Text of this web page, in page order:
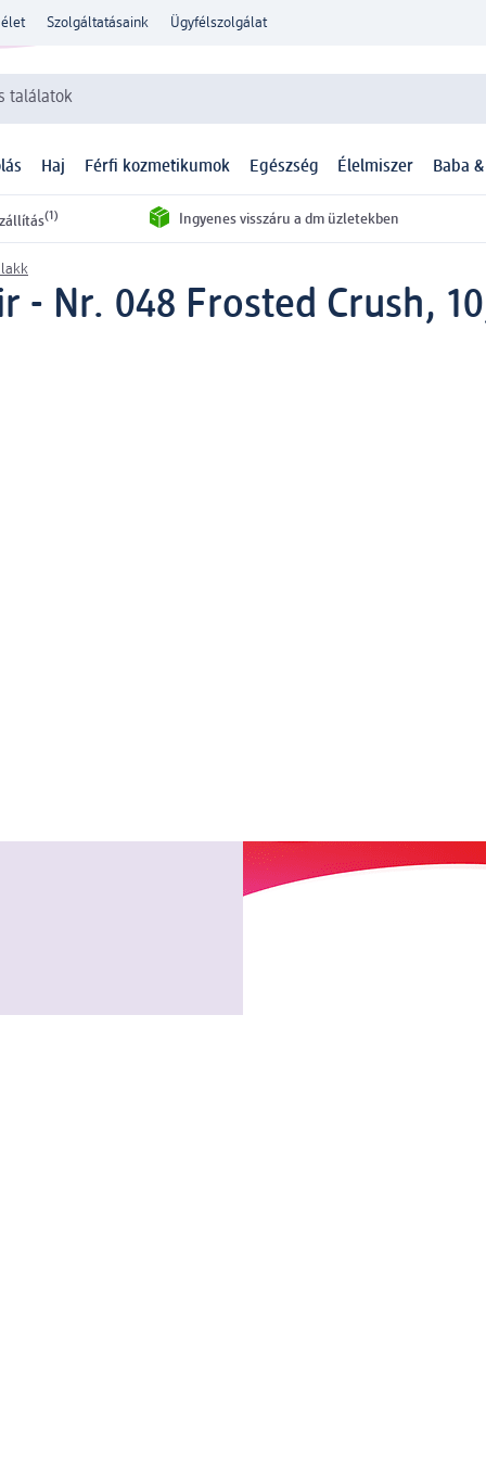
élet Szolgáltatásaink Ügyfélszolgálat
találatok
Haj Férfi kozmetikumok Egészség Élelmiszer Baba
(1) Ingyenes visszáru a dm üzletekben
- Nr. 048 Frosted Crush,